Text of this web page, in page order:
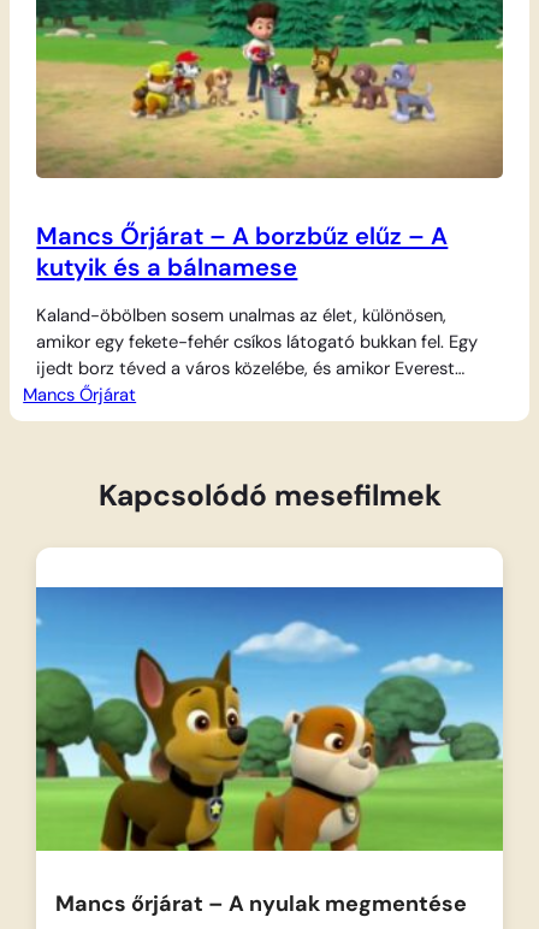
Mancs Őrjárat – A borzbűz elűz – A
kutyik és a bálnamese
Kaland-öbölben sosem unalmas az élet, különösen,
amikor egy fekete-fehér csíkos látogató bukkan fel. Egy
ijedt borz téved a város közelébe, és amikor Everest
megpróbál barátkozni vele, véletlenül egy hatalmas
bűzfelhő közepén találja magát. Rydernek és a kölyköknek
persze Everestnek…
Mancs Őrjárat
Kapcsolódó mesefilmek
Mancs őrjárat – A nyulak megmentése